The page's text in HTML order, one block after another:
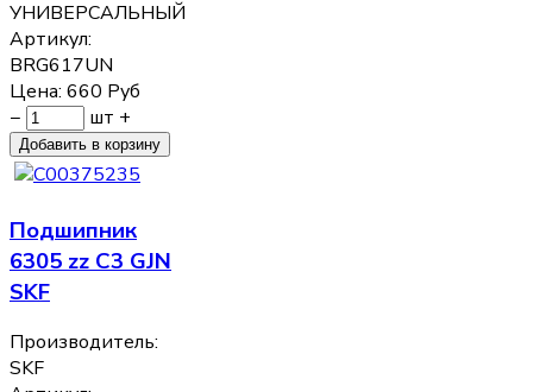
УНИВЕРСАЛЬНЫЙ
Артикул:
BRG617UN
Цена: 660 Руб
−
шт +
Подшипник
6305 zz C3 GJN
SKF
Производитель:
SKF